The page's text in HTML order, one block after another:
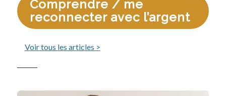
Comprendre / me
reconnecter avec l’argent
Voir tous les articles >